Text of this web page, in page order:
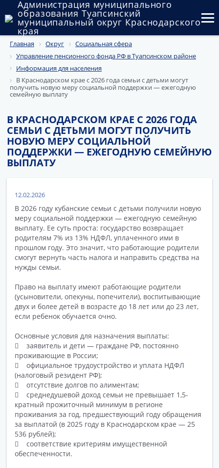
Администрация муниципального
образования Туапсинский
муниципальный округ Краснодарского
края
Округ
Администрация
Муниципальные закупки
Муниципальное имущество
Публичные слушания и общественные обсуждения
Главная Округ
Социальная сфера
Управление пенсионного фонда РФ в Туапсинском районе
Информация для населения
В Краснодарском крае с 2026 года семьи с детьми могут
получить новую меру социальной поддержки — ежегодную
семейную выплату
В КРАСНОДАРСКОМ КРАЕ С 2026 ГОДА
СЕМЬИ С ДЕТЬМИ МОГУТ ПОЛУЧИТЬ
НОВУЮ МЕРУ СОЦИАЛЬНОЙ
ПОДДЕРЖКИ — ЕЖЕГОДНУЮ СЕМЕЙНУЮ
ВЫПЛАТУ
12.02.2026
В 2026 году кубанские семьи с детьми получили новую
меру социальной поддержки — ежегодную семейную
выплату. Ее суть проста: государство возвращает
родителям 7% из 13% НДФЛ, уплаченного ими в
прошлом году. Это значит, что работающие родители
смогут вернуть часть налога и направить средства на
нужды семьи.
Право на выплату имеют работающие родители
(усыновители, опекуны, попечители), воспитывающие
двух и более детей в возрасте до 18 лет или до 23 лет,
если ребенок обучается очно.
Основные условия для назначения выплаты:
 заявитель и дети — граждане РФ, постоянно
проживающие в России;
 официальное трудоустройство и уплата НДФЛ
(налоговый резидент РФ);
 отсутствие долгов по алиментам;
 среднедушевой доход семьи не превышает 1,5-
кратный прожиточный минимум в регионе
проживания за год, предшествующий году обращения
за выплатой (в 2025 году в Краснодарском крае — 25
536 рублей);
 соответствие критериям имущественной
обеспеченности.